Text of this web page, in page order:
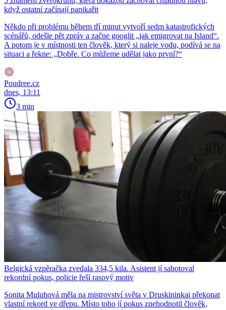
když ostatní začínají panikařit
Někdo při problému během tří minut vytvoří sedm katastrofických
scénářů, odešle pět zpráv a začne googlit „jak emigrovat na Island“.
A potom je v místnosti ten člověk, který si naleje vodu, podívá se na
situaci a řekne: „Dobře. Co můžeme udělat jako první?“
Poudree.cz
dnes, 13:11
3 min
Belgická vzpěračka zvedala 334,5 kila. Asistent jí sabotoval
rekordní pokus, policie řeší rasový motiv
Sonita Muluhová měla na mistrovství světa v Druskininkai překonat
vlastní rekord ve dřepu. Místo toho jí pokus znehodnotil člověk,